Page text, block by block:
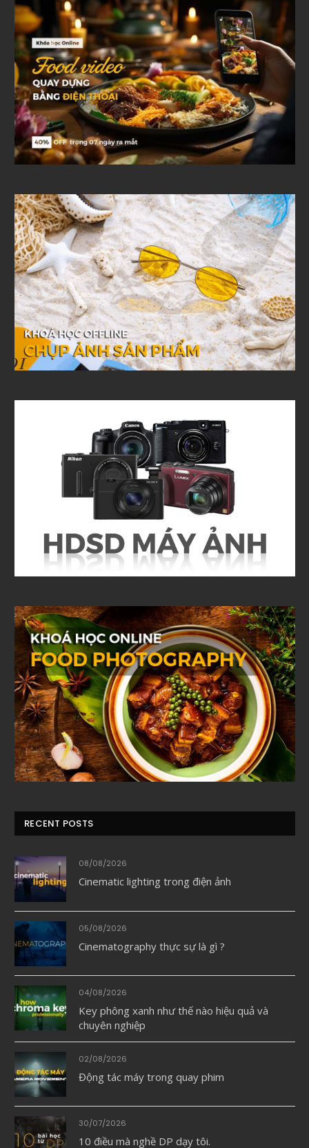
RECENT POSTS
08/08/2026
Cinematic lighting trong điện ảnh
05/08/2026
Cinematography thực sự là gì ?
04/08/2026
Key phông xanh như thế nào hiệu quả và
chuyên nghiệp
02/08/2026
Động tác máy trong quay phim
30/07/2026
10 điều mà nghề DP dạy tôi.